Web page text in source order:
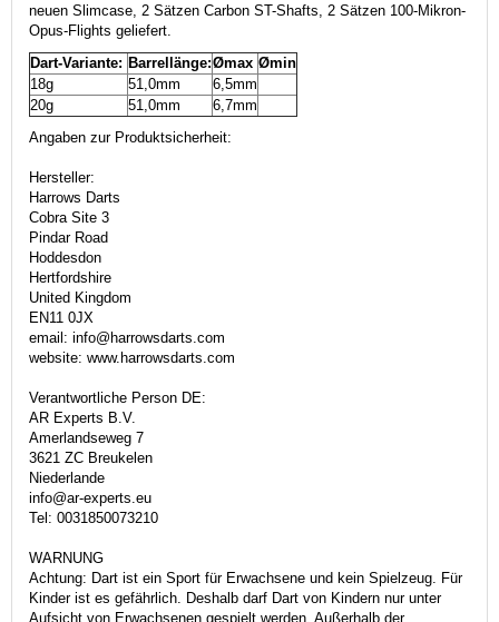
neuen Slimcase, 2 Sätzen Carbon ST-Shafts, 2 Sätzen 100-Mikron-
Opus-Flights geliefert.
Dart-Variante: Barrellänge:Ømax Ømin
18g
51,0mm
6,5mm
20g
51,0mm
6,7mm
Angaben zur Produktsicherheit:
Hersteller:
Harrows Darts
Cobra Site 3
Pindar Road
Hoddesdon
Hertfordshire
United Kingdom
EN11 0JX
email: info@harrowsdarts.com
website: www.harrowsdarts.com
Verantwortliche Person DE:
AR Experts B.V.
Amerlandseweg 7
3621 ZC Breukelen
Niederlande
info@ar-experts.eu
Tel: 0031850073210
WARNUNG
Achtung: Dart ist ein Sport für Erwachsene und kein Spielzeug. Für
Kinder ist es gefährlich. Deshalb darf Dart von Kindern nur unter
Aufsicht von Erwachsenen gespielt werden. Außerhalb der